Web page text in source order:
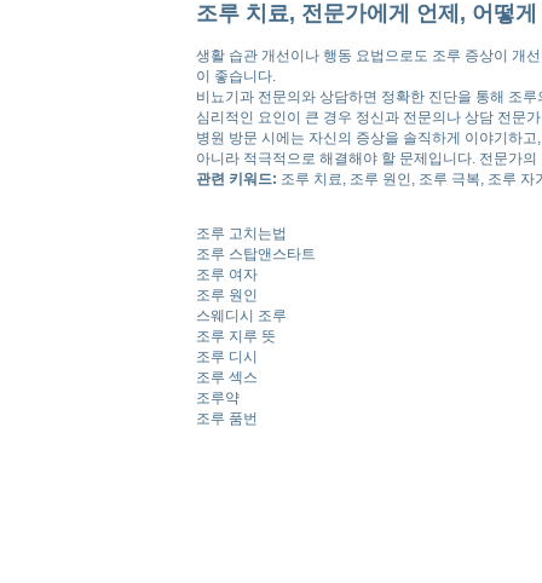
조루 치료, 전문가에게 언제, 어떻
생활 습관 개선이나 행동 요법으로도 조루 증상이 개
이 좋습니다.
비뇨기과 전문의와 상담하면 정확한 진단을 통해 조
심리적인 요인이 큰 경우 정신과 전문의나 상담 전문
병원 방문 시에는 자신의 증상을 솔직하게 이야기하
아니라 적극적으로 해결해야 할 문제입니다. 전문가
관련 키워드: 조루 치료, 조루 원인, 조루 극복, 조루 자
조루 고치는법
조루 스탑앤스타트
조루 여자
조루 원인
스웨디시 조루
조루 지루 뜻
조루 디시
조루 섹스
조루약
조루 품번